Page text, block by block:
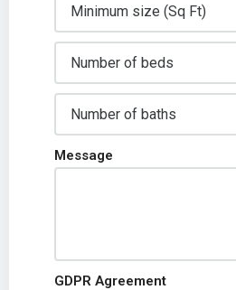
Message
GDPR Agreement